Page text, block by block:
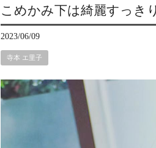
こめかみ下は綺麗すっき
2023/06/09
寺本 エ里子